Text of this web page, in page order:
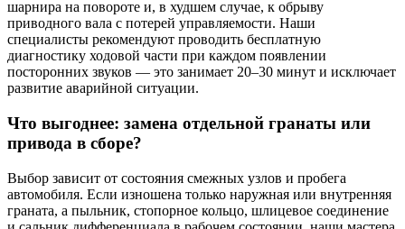
шарнира на повороте и, в худшем случае, к обрыву
приводного вала с потерей управляемости. Наши
специалисты рекомендуют проводить бесплатную
диагностику ходовой части при каждом появлении
посторонних звуков — это занимает 20–30 минут и исключает
развитие аварийной ситуации.
Что выгоднее: замена отдельной гранаты или
привода в сборе?
Выбор зависит от состояния смежных узлов и пробега
автомобиля. Если изношена только наружная или внутренняя
граната, а пыльник, стопорное кольцо, шлицевое соединение